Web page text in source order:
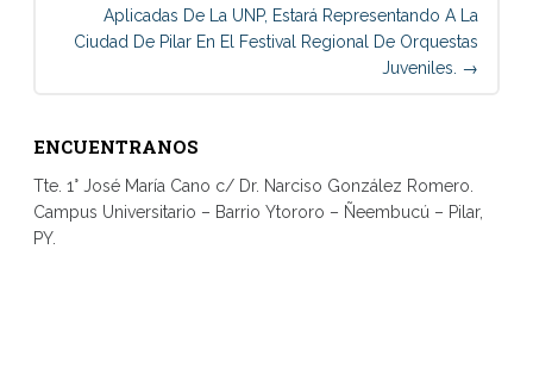
Aplicadas De La UNP, Estará Representando A La
Ciudad De Pilar En El Festival Regional De Orquestas
Juveniles. →
ENCUENTRANOS
Tte. 1° José María Cano c/ Dr. Narciso González Romero.
Campus Universitario – Barrio Ytororo – Ñeembucú – Pilar,
PY.